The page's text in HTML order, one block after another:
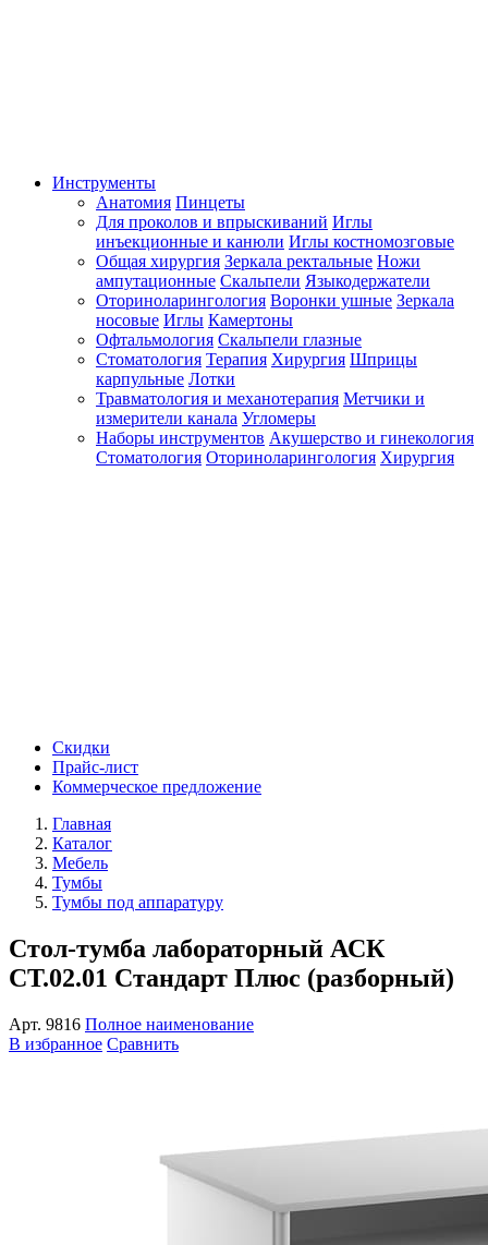
Инструменты
Анатомия Пинцеты
Для проколов и впрыскиваний Иглы
инъекционные и канюли Иглы костномозговые
Общая хирургия Зеркала ректальные Ножи
ампутационные Скальпели Языкодержатели
Оториноларингология Воронки ушные Зеркала
носовые Иглы Камертоны
Офтальмология Скальпели глазные
Стоматология Терапия Хирургия Шприцы
карпульные Лотки
Травматология и механотерапия Метчики и
измерители канала Угломеры
Наборы инструментов Акушерство и гинекология
Стоматология Оториноларингология Хирургия
Скидки
Прайс-лист
Коммерческое предложение
Главная
Каталог
Мебель
Тумбы
Тумбы под аппаратуру
Стол-тумба лабораторный АСК
СТ.02.01 Стандарт Плюс (разборный)
Арт. 9816 Полное наименование
В избранное Сравнить